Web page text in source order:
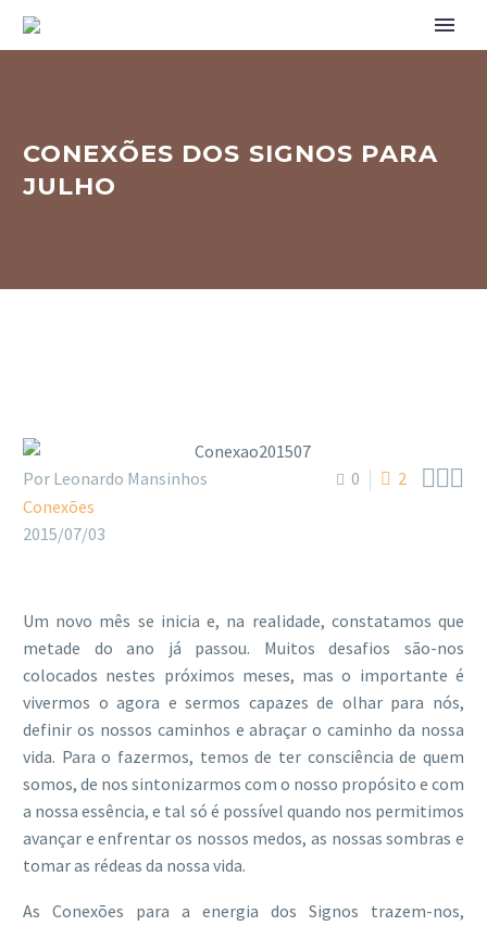
CONEXÕES DOS SIGNOS PARA
JULHO
0 2 
Por Leonardo Mansinhos
Conexões
2015/07/03
Um novo mês se inicia e, na realidade, constatamos que
metade do ano já passou. Muitos desafios são-nos
colocados nestes próximos meses, mas o importante é
vivermos o agora e sermos capazes de olhar para nós,
definir os nossos caminhos e abraçar o caminho da nossa
vida. Para o fazermos, temos de ter consciência de quem
somos, de nos sintonizarmos com o nosso propósito e com
a nossa essência, e tal só é possível quando nos permitimos
avançar e enfrentar os nossos medos, as nossas sombras e
tomar as rédeas da nossa vida.
As Conexões para a energia dos Signos trazem-nos,